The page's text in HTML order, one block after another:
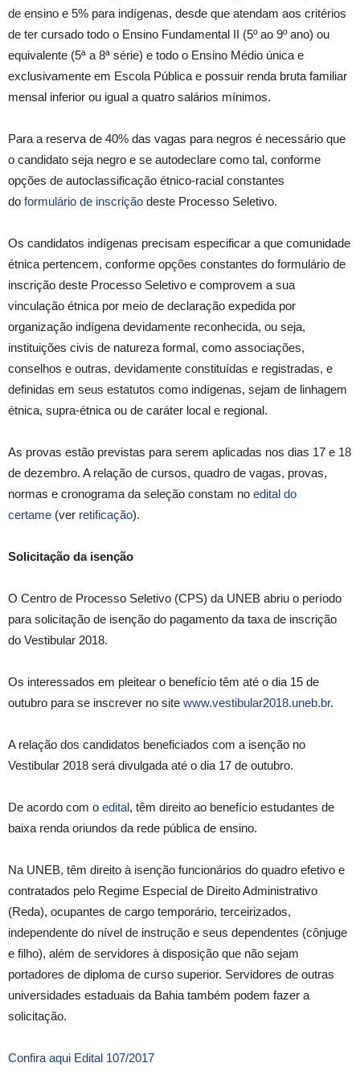
de ensino e 5% para indígenas, desde que atendam aos critérios
de ter cursado todo o Ensino Fundamental II (5º ao 9º ano) ou
equivalente (5ª a 8ª série) e todo o Ensino Médio única e
exclusivamente em Escola Pública e possuir renda bruta familiar
mensal inferior ou igual a quatro salários mínimos.
Para a reserva de 40% das vagas para negros é necessário que
o candidato seja negro e se autodeclare como tal, conforme
opções de autoclassificação étnico-racial constantes
do formulário de inscrição deste Processo Seletivo.
Os candidatos indígenas precisam especificar a que comunidade
étnica pertencem, conforme opções constantes do formulário de
inscrição deste Processo Seletivo e comprovem a sua
vinculação étnica por meio de declaração expedida por
organização indígena devidamente reconhecida, ou seja,
instituições civis de natureza formal, como associações,
conselhos e outras, devidamente constituídas e registradas, e
definidas em seus estatutos como indígenas, sejam de linhagem
étnica, supra-étnica ou de caráter local e regional.
As provas estão previstas para serem aplicadas nos dias 17 e 18
de dezembro. A relação de cursos, quadro de vagas, provas,
normas e cronograma da seleção constam no edital do
certame (ver retificação).
Solicitação da isenção
O Centro de Processo Seletivo (CPS) da UNEB abriu o período
para solicitação de isenção do pagamento da taxa de inscrição
do Vestibular 2018.
Os interessados em pleitear o benefício têm até o dia 15 de
outubro para se inscrever no site www.vestibular2018.uneb.br.
A relação dos candidatos beneficiados com a isenção no
Vestibular 2018 será divulgada até o dia 17 de outubro.
De acordo com o edital, têm direito ao benefício estudantes de
baixa renda oriundos da rede pública de ensino.
Na UNEB, têm direito à isenção funcionários do quadro efetivo e
contratados pelo Regime Especial de Direito Administrativo
(Reda), ocupantes de cargo temporário, terceirizados,
independente do nível de instrução e seus dependentes (cônjuge
e filho), além de servidores à disposição que não sejam
portadores de diploma de curso superior. Servidores de outras
universidades estaduais da Bahia também podem fazer a
solicitação.
Confira aqui Edital 107/2017